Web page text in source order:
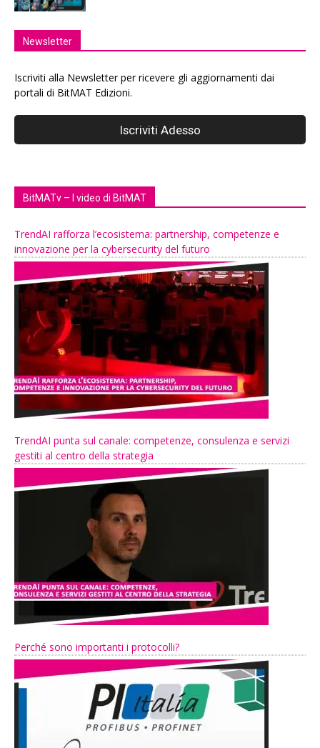
Newsletter
Iscriviti alla Newsletter per ricevere gli aggiornamenti dai
portali di BitMAT Edizioni.
BitMATv – I video di BitMAT
TrendAI rafforza l’ecosistema: partnership, competenze e
innovazione per la cybersecurity del futuro
TrendAI punta sul canale: competenze, consulenza e servizi
gestiti al centro della strategia
Perché sono importanti i protocolli?